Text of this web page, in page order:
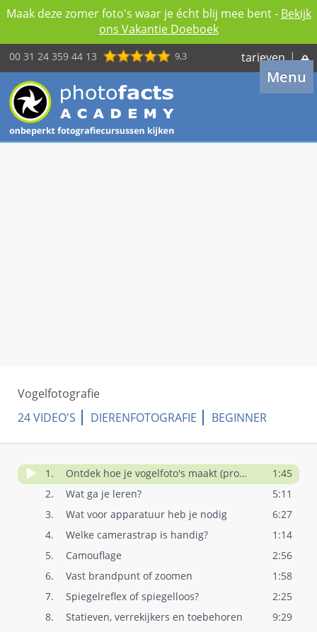
Maak deze zomer foto's waar je écht blij mee bent - Bekijk
ons Vakantie Doeboek
00 31 24 359 44 13 9,3 tarieven |
Menu
Vogelfotografie
24 VIDEO'S
DIERENFOTOGRAFIE BEGINNER
1. Ontdek hoe je vogelfoto's maakt (promo)
1:45
2.
Wat ga je leren?
5:11
3.
Wat voor apparatuur heb je nodig
6:27
4.
Welke camerastrap is handig?
1:14
5.
Camouflage
2:56
6.
Vast brandpunt of zoomen
1:58
7.
Spiegelreflex of spiegelloos?
2:25
8.
Statieven, verrekijkers en toebehoren
9:29